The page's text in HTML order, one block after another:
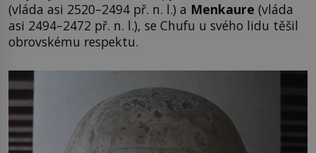
(vláda asi 2520–2494 př. n. l.) a Menkaure (vláda
asi 2494–2472 př. n. l.), se Chufu u svého lidu těšil
obrovskému respektu.